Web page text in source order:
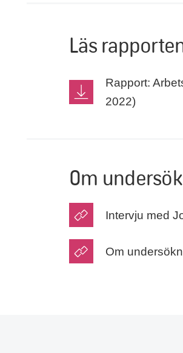
Läs
Rapport:
2022)
Om
Intervju med
Om